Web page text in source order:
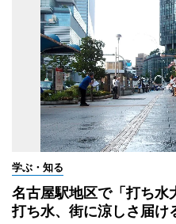
学ぶ・知る
名古屋駅地区で「打ち
打ち水、街に涼しさ届け